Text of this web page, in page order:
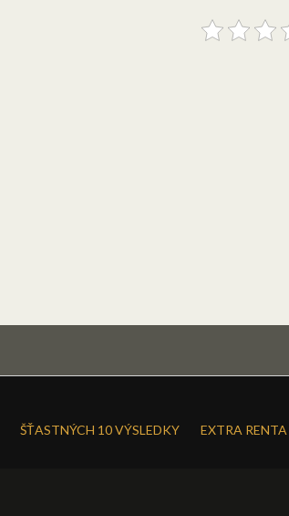
ŠŤASTNÝCH 10 VÝSLEDKY EXTRA